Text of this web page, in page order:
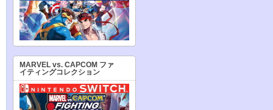
MARVEL vs. CAPCOM ファ
イティングコレクション